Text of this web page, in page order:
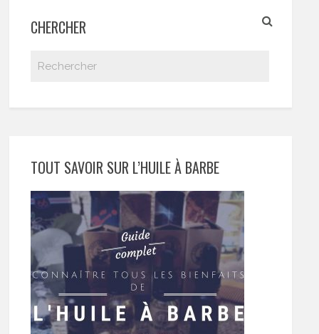
CHERCHER
TOUT SAVOIR SUR L’HUILE À BARBE